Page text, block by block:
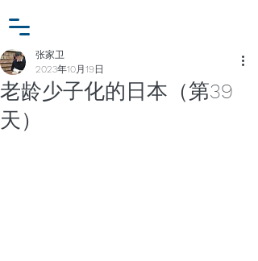
老龄少子化的日本（第39
天）
张家卫
2023年10月19日